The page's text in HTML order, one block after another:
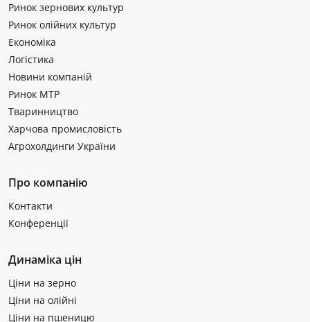
Ринок зернових культур
Ринок олійних культур
Економіка
Логістика
Новини компаній
Ринок МТР
Тваринництво
Харчова промисловість
Агрохолдинги України
Про компанію
Контакти
Конференції
Динаміка цін
Ціни на зерно
Ціни на олійні
Ціни на пшеницю